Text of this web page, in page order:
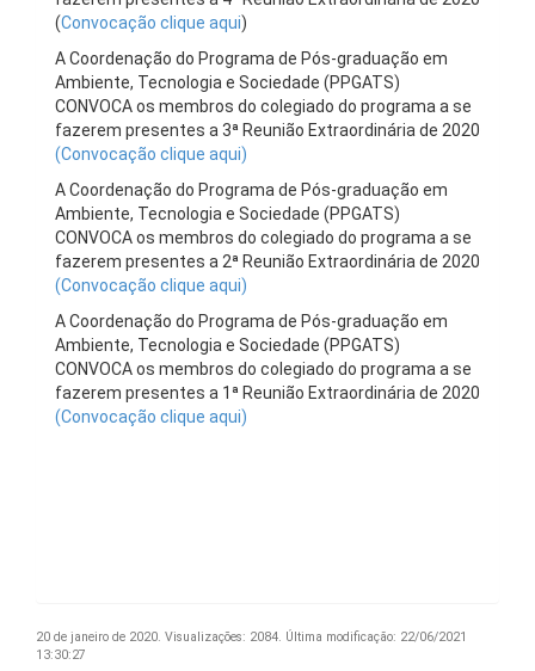
(Convocação clique aqui)
A Coordenação do Programa de Pós-graduação em
Ambiente, Tecnologia e Sociedade (PPGATS)
CONVOCA os membros do colegiado do programa a se
fazerem presentes a 3ª Reunião Extraordinária de 2020
(Convocação clique aqui)
A Coordenação do Programa de Pós-graduação em
Ambiente, Tecnologia e Sociedade (PPGATS)
CONVOCA os membros do colegiado do programa a se
fazerem presentes a 2ª Reunião Extraordinária de 2020
(Convocação clique aqui)
A Coordenação do Programa de Pós-graduação em
Ambiente, Tecnologia e Sociedade (PPGATS)
CONVOCA os membros do colegiado do programa a se
fazerem presentes a 1ª Reunião Extraordinária de 2020
(Convocação clique aqui)
20 de janeiro de 2020. Visualizações: 2084. Última modificação: 22/06/2021
13:30:27